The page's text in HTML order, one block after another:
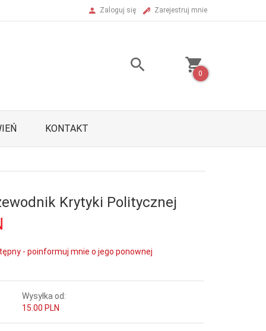
Zaloguj się Zarejestruj mnie
0
KONTAKT
Krytyki Politycznej
- poinformuj mnie o jego ponownej
Wysyłka od:
15.00 PLN